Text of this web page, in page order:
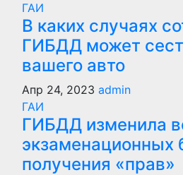
ГАИ
В каких случаях
ГИБДД может
вашего авто
Апр 24, 2023 admin
ГАИ
ГИБДД изменила
экзаменационных
получения «прав»